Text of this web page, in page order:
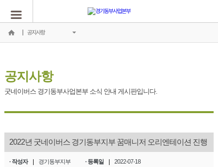
공지사항
공지사항
굿네이버스 경기동부사업본부 소식 안내 게시판입니다.
2022년 굿네이버스 경기동부지부 꿈매니저 오리엔테이션 진행
· 작성자 경기동부지부 · 등록일
2022-07-18